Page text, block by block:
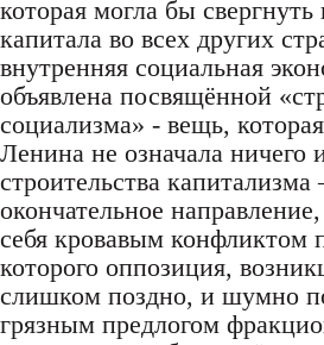
которая могла бы свергнуть
капитала во всех других
внутренняя социальная
объявлена посвящённой
социализма» - вещь,
Ленина не означала ничего
строительства капитализма
окончательное
себя кровавым конфликтом
которого оппозиция,
слишком поздно, и шумно
грязным предлогом